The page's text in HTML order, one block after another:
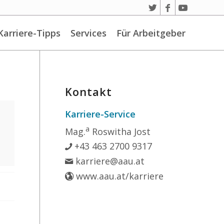
Tipps Services Für Arbeitgeber
Kontakt
Karriere-Service
Mag.a Roswitha Jost
+43 463 2700 9317
karriere@aau.at
www.aau.at/karriere